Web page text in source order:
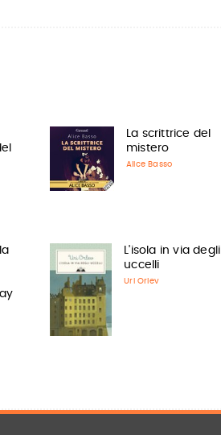
La scrittrice del
mistero
Alice Basso
L'isola in via degli
uccelli
Uri Orlev